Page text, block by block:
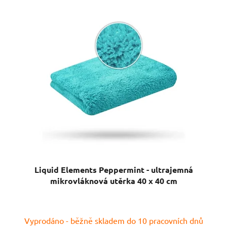
Liquid Elements Peppermint - ultrajemná
mikrovláknová utěrka 40 x 40 cm
hodnocení
Vyprodáno - běžně skladem do 10 pracovních dnů